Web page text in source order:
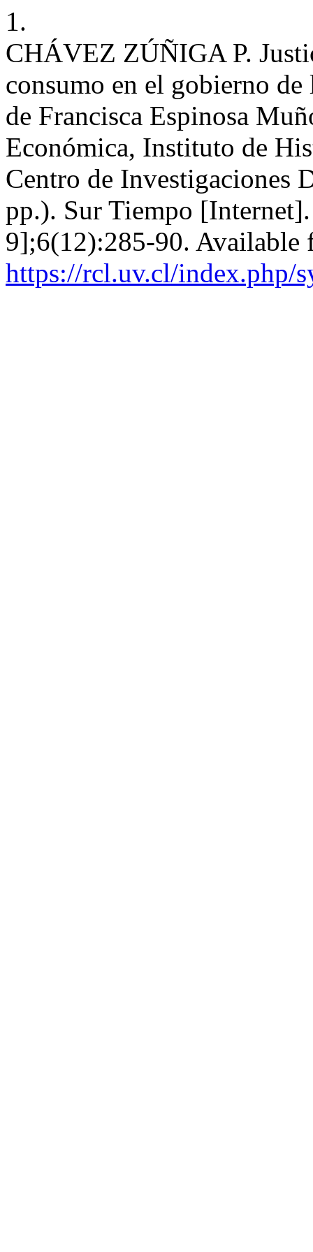
1.
CHÁVEZ ZÚÑIGA P.
consumo en el gobierno
de Francisca Espinosa
Económica, Instituto de
Centro de Investigaciones
pp.). Sur Tiempo
9];6(12):285-90. Available
https://rcl.uv.cl/index.php/